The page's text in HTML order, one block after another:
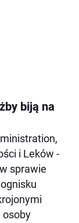
biją na
i Leków -
sprawie
osoby